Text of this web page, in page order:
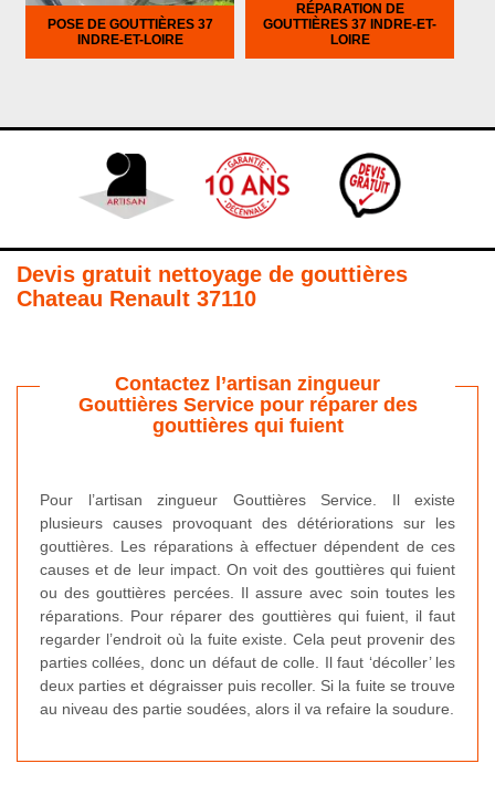
POSE DE GOUTTIÈRES 37
INDRE-ET-LOIRE
RÉPARATION DE
GOUTTIÈRES 37 INDRE-ET-
LOIRE
Devis gratuit nettoyage de gouttières
Chateau Renault 37110
Contactez l’artisan zingueur
Gouttières Service pour réparer des
gouttières qui fuient
Pour l’artisan zingueur Gouttières Service. Il existe
plusieurs causes provoquant des détériorations sur les
gouttières. Les réparations à effectuer dépendent de ces
causes et de leur impact. On voit des gouttières qui fuient
ou des gouttières percées. Il assure avec soin toutes les
réparations. Pour réparer des gouttières qui fuient, il faut
regarder l’endroit où la fuite existe. Cela peut provenir des
parties collées, donc un défaut de colle. Il faut ‘décoller’ les
deux parties et dégraisser puis recoller. Si la fuite se trouve
au niveau des partie soudées, alors il va refaire la soudure.